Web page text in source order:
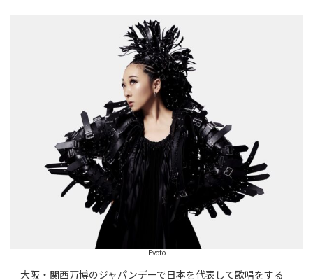
Evoto
大阪・関西万博のジャパンデーで日本を代表して歌唱をする